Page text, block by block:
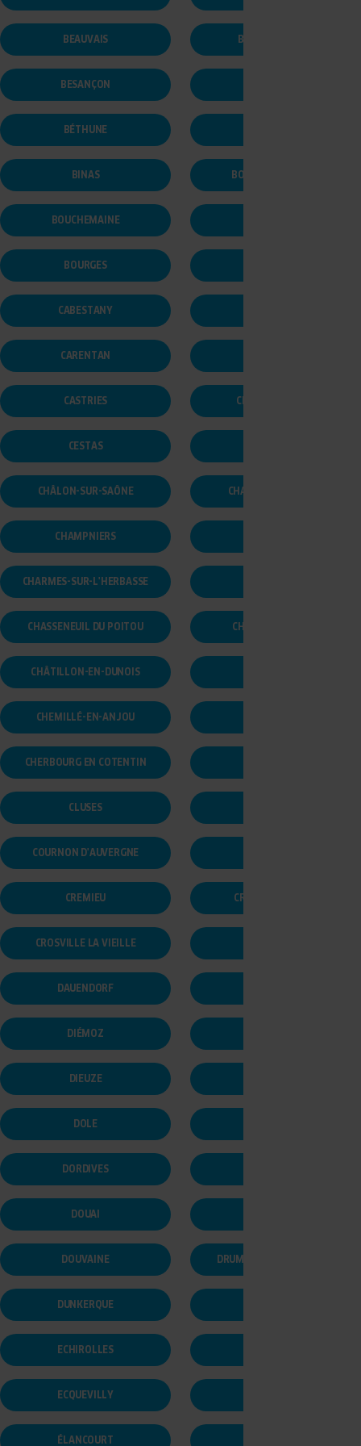
BEAUVAIS BERCK-SUR-MER
BESANÇON
BÉTHUNE
BINAS BOISSY-LE-CHÂTEL
BOUCHEMAINE
BOURGES
CABESTANY
CARENTAN
CASTRIES CESSON-SÉVIGNÉ
CESTAS
CHÂLON-SUR-SAÔNE CHALON-SUR-SAÔNE
CHAMPNIERS
CHARMES-SUR-L'HERBASSE
CHASSENEUIL DU POITOU CHÂTEAU GONTIER
CHÂTILLON-EN-DUNOIS
CHEMILLÉ-EN-ANJOU
CHERBOURG EN COTENTIN
CLUSES
COURNON D'AUVERGNE
CREMIEU CRÉPY-EN-VALOIS
CROSVILLE LA VIEILLE
DAUENDORF
DIÉMOZ
DIEUZE
DOLE
DORDIVES
DOUAI
DOUVAINE DRUMETTAZ-CLARAFOND
DUNKERQUE
ECHIROLLES
ECQUEVILLY
ÉLANCOURT